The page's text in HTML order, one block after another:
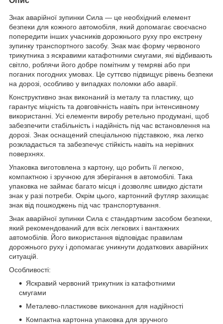
Знак аварійної зупинки Сила — це необхідний елемент
безпеки для кожного автомобіля, який допомагає своєчасно
попередити інших учасників дорожнього руху про екстрену
зупинку транспортного засобу. Знак має форму червоного
трикутника з яскравими катафотними смугами, які відбивають
світло, роблячи його добре помітним у темряві або при
поганих погодних умовах. Це суттєво підвищує рівень безпеки
на дорозі, особливо у випадках поломки або аварії.
Конструктивно знак виконаний із металу та пластику, що
гарантує міцність та довговічність навіть при інтенсивному
використанні. Усі елементи виробу ретельно продумані, щоб
забезпечити стабільність і надійність під час встановлення на
дорозі. Знак оснащений спеціальною підставкою, яка легко
розкладається та забезпечує стійкість навіть на нерівних
поверхнях.
Упаковка виготовлена з картону, що робить її легкою,
компактною і зручною для зберігання в автомобілі. Така
упаковка не займає багато місця і дозволяє швидко дістати
знак у разі потреби. Окрім цього, картонний футляр захищає
знак від пошкоджень під час транспортування.
Знак аварійної зупинки Сила є стандартним засобом безпеки,
який рекомендований для всіх легкових і вантажних
автомобілів. Його використання відповідає правилам
дорожнього руху і допомагає уникнути додаткових аварійних
ситуацій.
Особливості:
Яскравий червоний трикутник із катафотними
смугами
Металево-пластикове виконання для надійності
Компактна картонна упаковка для зручного